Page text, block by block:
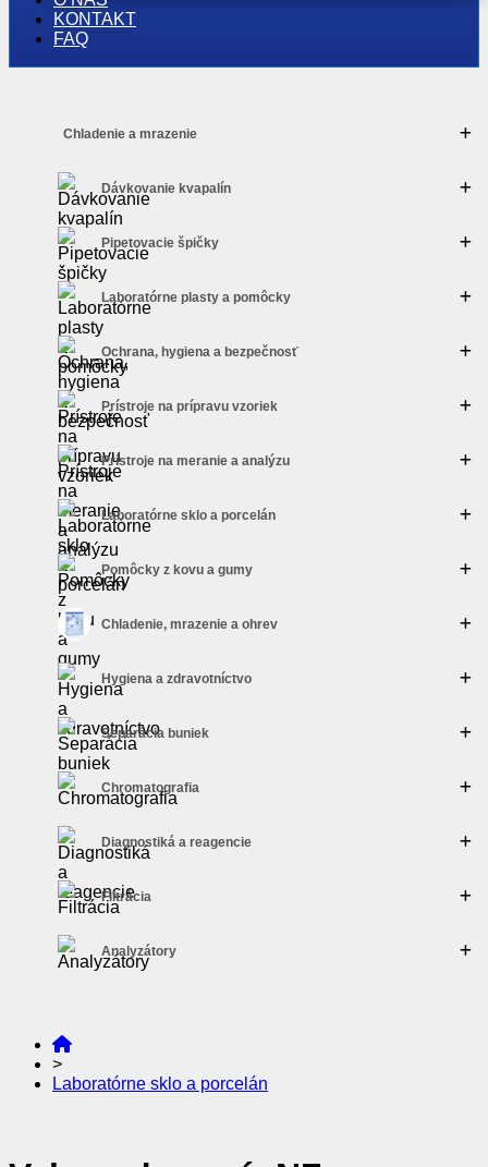
KONTAKT
FAQ
Chladenie a mrazenie
Dávkovanie kvapalín
Pipetovacie špičky
Laboratórne plasty a pomôcky
Ochrana, hygiena a bezpečnosť
Prístroje na prípravu vzoriek
Prístroje na meranie a analýzu
Laboratórne sklo a porcelán
Pomôcky z kovu a gumy
Chladenie, mrazenie a ohrev
Hygiena a zdravotníctvo
Separácia buniek
Chromatografia
Diagnostiká a reagencie
Filtrácia
Analyzátory
>
Laboratórne sklo a porcelán